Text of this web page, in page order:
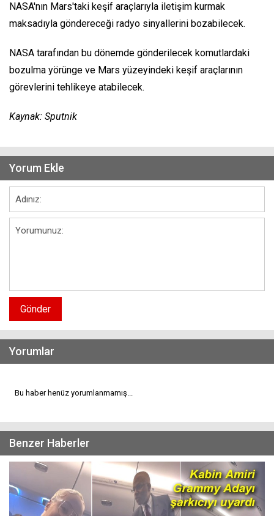
NASA'nın Mars'taki keşif araçlarıyla iletişim kurmak
maksadıyla göndereceği radyo sinyallerini bozabilecek.
NASA tarafından bu dönemde gönderilecek komutlardaki
bozulma yörünge ve Mars yüzeyindeki keşif araçlarının
görevlerini tehlikeye atabilecek.
Kaynak: Sputnik
Yorum Ekle
Gönder
Yorumlar
Bu haber henüz yorumlanmamış...
Benzer Haberler